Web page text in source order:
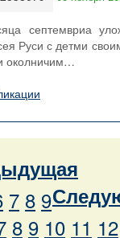
септемвриа
Руси с детми
околничим…
7 8 9
8 9 10 11 12